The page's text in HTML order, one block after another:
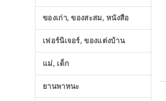
ของเก่า, ของสะสม, หนังสือ
เฟอร์นิเจอร์, ของแต่งบ้าน
แม่, เด็ก
ยานพาหนะ